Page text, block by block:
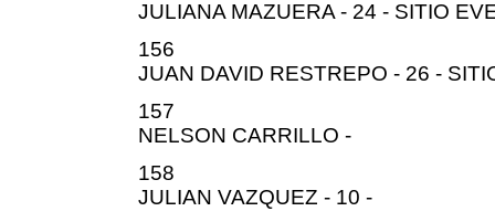
JULIANA MAZUERA - 24 - SITIO
156
JUAN DAVID RESTREPO - 26 -
157
NELSON CARRILLO -
158
JULIAN VAZQUEZ - 10 -